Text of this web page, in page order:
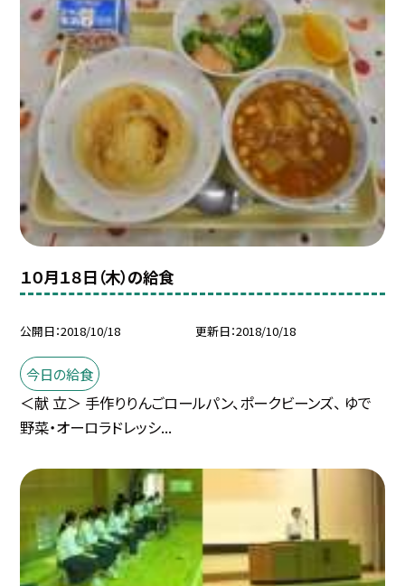
１０月１８日（木）の給食
公開日 2018/10/18 更新日 2018/10/18
今日の給食
＜献 立＞ 手作りりんごロールパン、ポークビーンズ、 ゆで
野菜・オーロラドレッシ...